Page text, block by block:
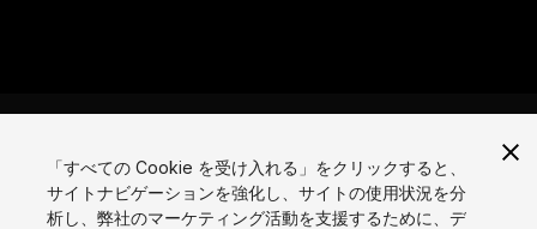
言語
「すべての Cookie を受け入れる」をクリックすると、
サイトナビゲーションを強化し、サイトの使用状況を分
析し、弊社のマーケティング活動を支援するために、デ